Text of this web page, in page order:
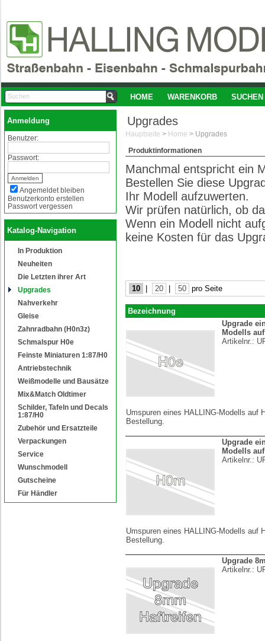
HOME WARENKORB SUCHEN
Anmeldung
Benutzer:
Passwort:
Angemeldet bleiben
Benutzerkonto erstellen
Passwort vergessen
Katalog-Navigation
In Produktion
Neuheiten
Die Letzten ihrer Art
Upgrades
Nahverkehr
Gleise
Zahnradbahn (H0n3z)
Schmalspur H0e
Feinste Miniaturen 1:87/H0
Antriebstechnik
Weißmodelle und Bausätze
Mix&Match Oldtimer
Schilder, Tafeln und Decals
1:87/H0
Zubehör und Ersatzteile
Verpackungen
Service
Wunschmodell
Gutscheine
Für Händler
Upgrades
Hauptseite > Home > Upgrades
Produktinformationen
Manchmal entspricht ein
Bestellen Sie diese
Ihr Modell aufzuwerten.
Wir prüfen natürlich, ob
Wenn ein Modell nicht
keine Kosten für das
10 20 50 pro Seite
Bezeichnung
Upgrade
Modells
Artikelnr.:
Umspuren eines HALLING-Modells auf
Bestellung.
Upgrade
Modells
Artikelnr.:
Umspuren eines HALLING-Modells auf
Bestellung.
Upgrade
Artikelnr.: